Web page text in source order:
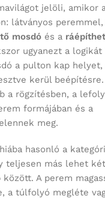
jelöli, amikor
látványos
mosdó és a
ugyanezt a
a pulton kap
kerül beépítésre.
a rögzítésben, a
formájában és a
meg.
hasonló a
teljesen más lehet
között. A perem
a túlfolyó megléte